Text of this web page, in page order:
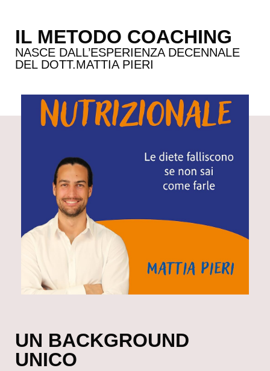
IL METODO COACHING
NASCE DALL’ESPERIENZA DECENNALE
DEL DOTT.MATTIA PIERI
UN BACKGROUND
UNICO